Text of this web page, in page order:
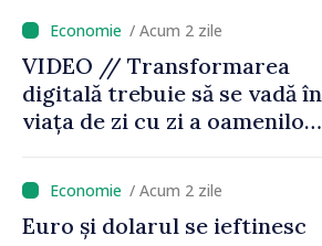
caniculă
/ Acum 2 zile
VIDEO // Transformarea
digitală trebuie să se vadă în
viața de zi cu zi a oamenilor
funcționează economia:
premierul Vasile Tofan, în
vizită la AGE
/ Acum 2 zile
Euro și dolarul se ieftinesc